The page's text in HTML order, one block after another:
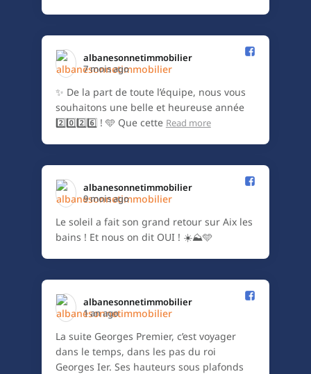
albanesonnetimmobilier️
7 mois ago
✨ De la part de toute l’équipe, nous vous
souhaitons une belle et heureuse année
2️⃣0️⃣2️⃣6️⃣ ! 🩵 Que cette Read more
albanesonnetimmobilier️
9 mois ago
Le soleil a fait son grand retour sur Aix les
bains ! Et nous on dit OUI ! ☀️⛰️🩵
albanesonnetimmobilier️
1 an ago
La suite Georges Premier, c’est voyager
dans le temps, dans les pas du roi
Georges Ier. Ses hauteurs sous plafonds